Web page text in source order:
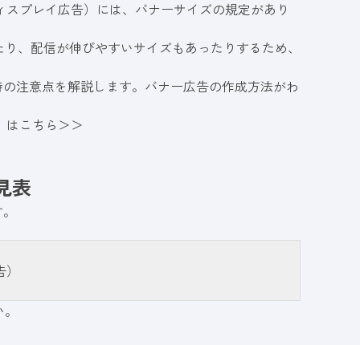
プレイ広告）には、バナーサイズの規定があり
、配信が伸びやすいサイズもあったりするため、
注意点を解説します。バナー広告の作成方法がわ
はこちら＞＞
表